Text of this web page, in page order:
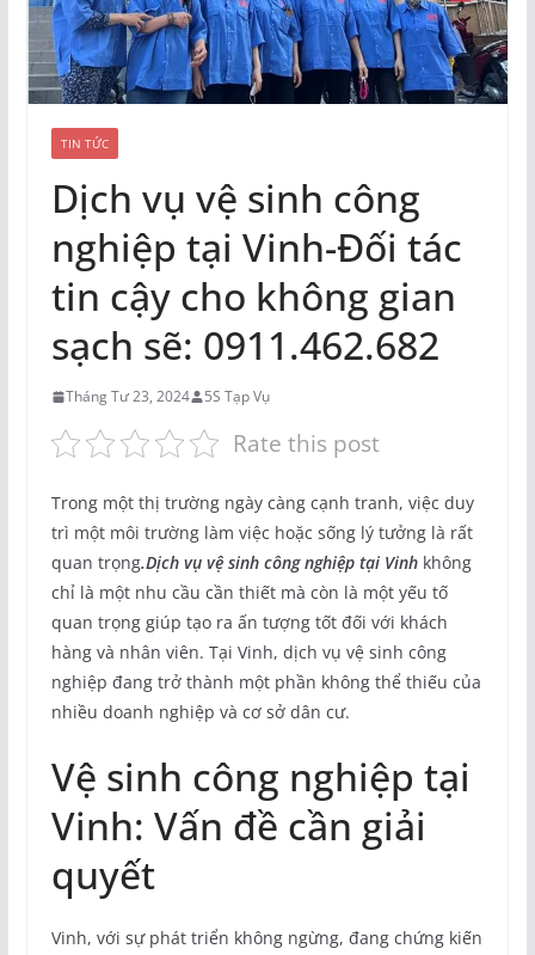
TIN TỨC
Dịch vụ vệ sinh công
nghiệp tại Vinh-Đối tác
tin cậy cho không gian
sạch sẽ: 0911.462.682
Tháng Tư 23, 2024 5S Tạp Vụ
Rate this post
Trong một thị trường ngày càng cạnh tranh, việc duy
trì một môi trường làm việc hoặc sống lý tưởng là rất
quan trọng.Dịch vụ vệ sinh công nghiệp tại Vinhkhông
chỉ là một nhu cầu cần thiết mà còn là một yếu tố
quan trọng giúp tạo ra ấn tượng tốt đối với khách
hàng và nhân viên. Tại Vinh, dịch vụ vệ sinh công
nghiệp đang trở thành một phần không thể thiếu của
nhiều doanh nghiệp và cơ sở dân cư.
Vệ sinh công nghiệp tại
Vinh: Vấn đề cần giải
quyết
Vinh, với sự phát triển không ngừng, đang chứng kiến